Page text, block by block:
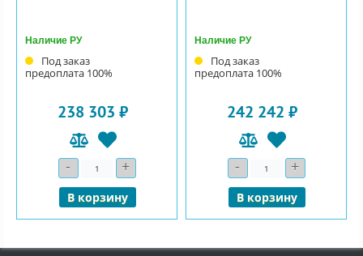
Наличие РУ
Под заказ
предоплата 100%
238 303 ₽
- Количество+
В корзину
Наличие РУ
Под заказ
предоплата 100%
242 242 ₽
- Количество+
В корзину